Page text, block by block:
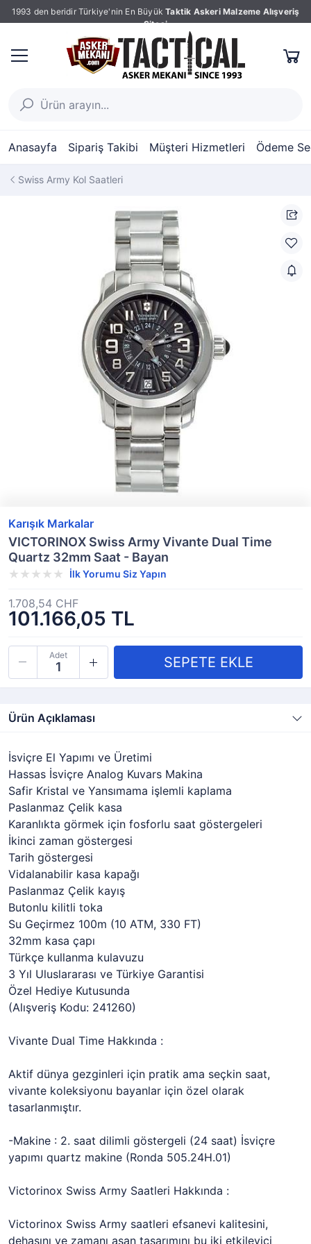
1993 den beridir Türkiye'nin En Büyük Taktik Askeri Malzeme Alışveriş
Sitesi
Anasayfa Sipariş Takibi Müşteri Hizmetleri Ödeme
Swiss Army Kol Saatleri
Karışık Markalar
VICTORINOX Swiss Army Vivante Dual Time
Quartz 32mm Saat - Bayan
İlk Yorumu Siz Yapın
101.166,05 TL
1.708,54 CHF
Adet
Ürün Açıklaması
İsviçre El Yapımı ve Üretimi
Hassas İsviçre Analog Kuvars Makina
Safir Kristal ve Yansımama işlemli kaplama
Paslanmaz Çelik kasa
Karanlıkta görmek için fosforlu saat göstergeleri
İkinci zaman göstergesi
Tarih göstergesi
Vidalanabilir kasa kapağı
Paslanmaz Çelik kayış
Butonlu kilitli toka
Su Geçirmez 100m (10 ATM, 330 FT)
32mm kasa çapı
Türkçe kullanma kulavuzu
3 Yıl Uluslararası ve Türkiye Garantisi
Özel Hediye Kutusunda
(Alışveriş Kodu: 241260)
Vivante Dual Time Hakkında :
Aktif dünya gezginleri için pratik ama seçkin saat,
vivante koleksiyonu bayanlar için özel olarak
tasarlanmıştır.
-Makine : 2. saat dilimli göstergeli (24 saat) İsviçre
yapımı quartz makine (Ronda 505.24H.01)
Victorinox Swiss Army Saatleri Hakkında :
Victorinox Swiss Army saatleri efsanevi kalitesini,
dehasını ve zamanı aşan tasarımını bu iki etkileyici